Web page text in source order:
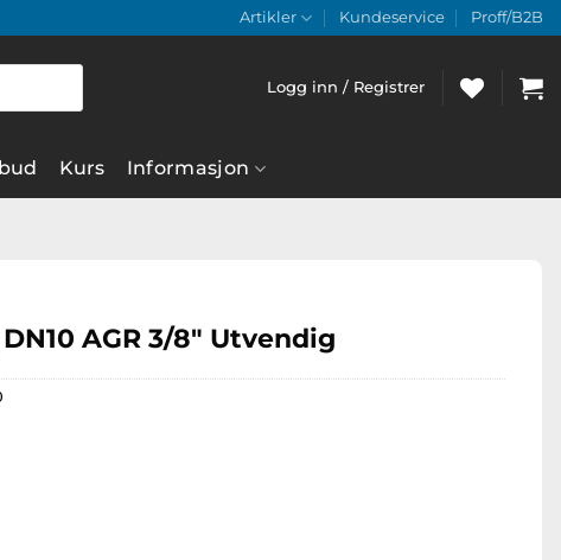
Artikler Kundeservice Proff/B2B
Logg inn / Registrer
Kurs Informasjon
AGR 3/8″ Utvendig